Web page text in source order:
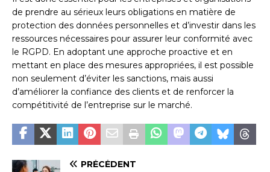
de prendre au sérieux leurs obligations en matière de
protection des données personnelles et d’investir dans les
ressources nécessaires pour assurer leur conformité avec
le RGPD. En adoptant une approche proactive et en
mettant en place des mesures appropriées, il est possible
non seulement d’éviter les sanctions, mais aussi
d’améliorer la confiance des clients et de renforcer la
compétitivité de l’entreprise sur le marché.
PRÉCÉDENT